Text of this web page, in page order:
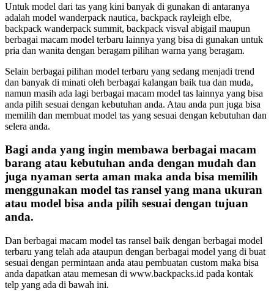
Untuk model dari tas yang kini banyak di gunakan di antaranya
adalah model wanderpack nautica, backpack rayleigh elbe,
backpack wanderpack summit, backpack visval abigail maupun
berbagai macam model terbaru lainnya yang bisa di gunakan untuk
pria dan wanita dengan beragam pilihan warna yang beragam.
Selain berbagai pilihan model terbaru yang sedang menjadi trend
dan banyak di minati oleh berbagai kalangan baik tua dan muda,
namun masih ada lagi berbagai macam model tas lainnya yang bisa
anda pilih sesuai dengan kebutuhan anda. Atau anda pun juga bisa
memilih dan membuat model tas yang sesuai dengan kebutuhan dan
selera anda.
Bagi anda yang ingin membawa berbagai macam
barang atau kebutuhan anda dengan mudah dan
juga nyaman serta aman maka anda bisa memilih
menggunakan model tas ransel yang mana ukuran
atau model bisa anda pilih sesuai dengan tujuan
anda.
Dan berbagai macam model tas ransel baik dengan berbagai model
terbaru yang telah ada ataupun dengan berbagai model yang di buat
sesuai dengan permintaan anda atau pembuatan custom maka bisa
anda dapatkan atau memesan di www.backpacks.id pada kontak
telp yang ada di bawah ini.